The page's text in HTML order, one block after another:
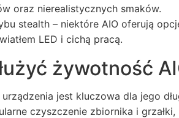
oraz nierealistycznych smaków.
stealth – niektóre AIO oferują
LED i cichą pracą.
żywotność
jest kluczowa dla jego
czyszczenie zbiornika i